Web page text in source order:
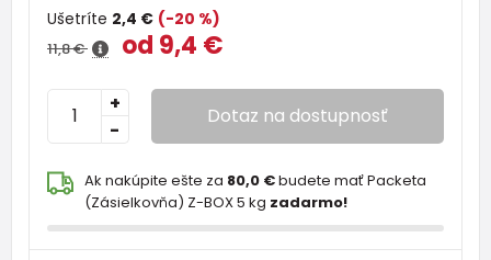
Ušetríte 2,4 € (-20 %)
11,8 € od 9,4 €
-
+ Dotaz na dostupnosť
Ak nakúpite ešte za 80,0 €budete mať Packeta
(Zásielkovňa) Z-BOX 5 kg zadarmo!